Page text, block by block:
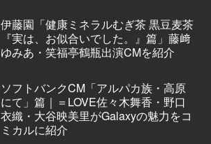
伊藤園「健康ミネラルむぎ茶 黒豆麦茶
『実は、お似合いでした。』篇」藤﨑
ゆみあ・笑福亭鶴瓶出演CMを紹介
ソフトバンクCM「アルパカ族・高原
にて」篇｜＝LOVE佐々木舞香・野口
衣織・大谷映美里がGalaxyの魅力をコ
ミカルに紹介